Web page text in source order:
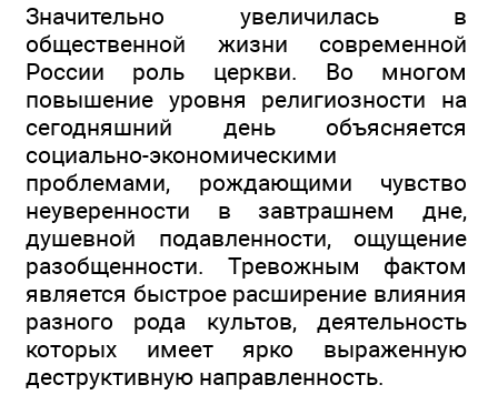
Значительно увеличилась в
общественной жизни современной
России роль церкви. Во многом
повышение уровня религиозности на
сегодняшний день объясняется
социально-экономическими
проблемами, рождающими чувство
неуверенности в завтрашнем дне,
душевной подавленности, ощущение
разобщенности. Тревожным фактом
является быстрое расширение влияния
разного рода культов, деятельность
которых имеет ярко выраженную
деструктивную направленность.